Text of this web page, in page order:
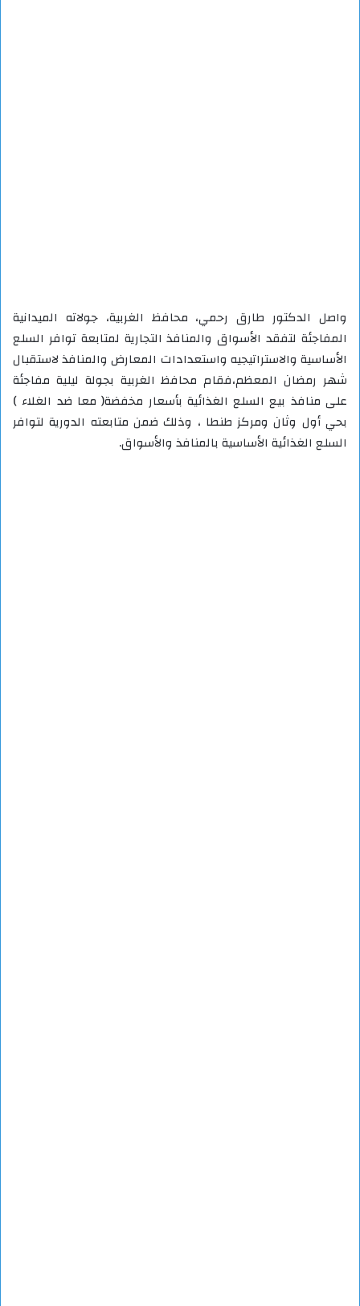
واصل الدكتور طارق رحمي، محافظ الغربية، جولاته الميدانية
المفاجئة لتفقد الأسواق والمنافذ التجارية لمتابعة توافر السلع
الأساسية والاستراتيجيه واستعدادات المعارض والمنافذ لاستقبال
شهر رمضان المعظم،فقام محافظ الغربية بجولة ليلية مفاجئة
على منافذ بيع السلع الغذائية بأسعار مخفضة( معا ضد الغلاء )
بحي أول وثان ومركز طنطا ، وذلك ضمن متابعته الدورية لتوافر
السلع الغذائية الأساسية بالمنافذ والأسواق.